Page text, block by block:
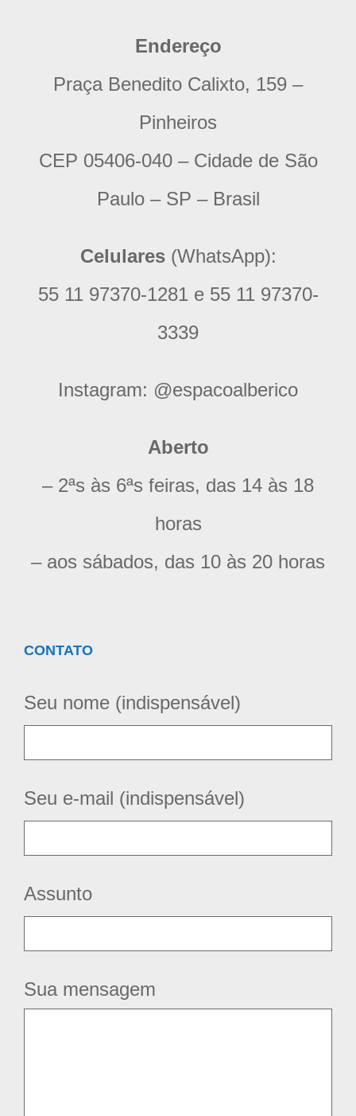
Endereço
Praça Benedito Calixto, 159 –
Pinheiros
CEP 05406-040 – Cidade de São
Paulo – SP – Brasil
Celulares(WhatsApp):
55 11 97370-1281 e 55 11 97370-
3339
Instagram: @espacoalberico
Aberto
– 2ªs às 6ªs feiras, das 14 às 18
horas
– aos sábados, das 10 às 20 horas
CONTATO
Seu nome (indispensável)
Seu e-mail (indispensável)
Assunto
Sua mensagem